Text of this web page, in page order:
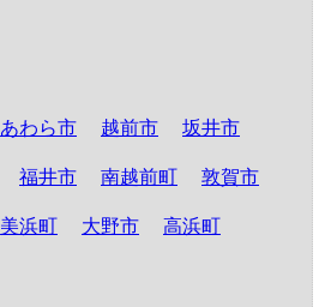
あわら市 越前市 坂井市
福井市 南越前町 敦賀市
美浜町 大野市 高浜町